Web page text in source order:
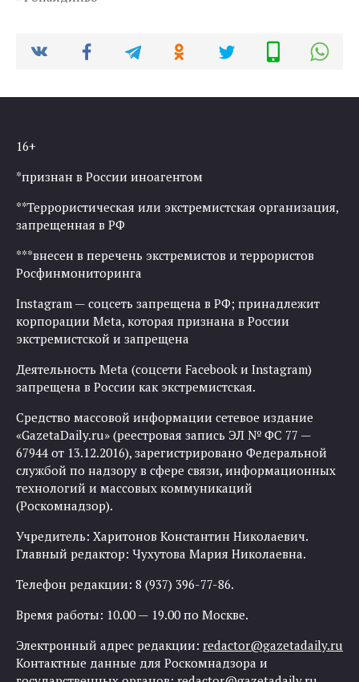
16+
*признан в России иноагентом
**Террористическая или экстремистская организация,
запрещенная в РФ
***внесен в перечень экстремистов и террористов
Росфинмониторинга
Instagram — соцсеть запрещена в РФ; принадлежит
корпорации Meta, которая признана в России
экстремистской и запрещена
Деятельность Meta (соцсети Facebook и Instagram)
запрещена в России как экстремистская.
Средство массовой информации сетевое издание
«GazetaDaily.ru» (реестровая запись ЭЛ № ФС 77 —
67944 от 13.12.2016), зарегистрировано Федеральной
службой по надзору в сфере связи, информационных
технологий и массовых коммуникаций
(Роскомнадзор).
Учредитель: Харитонов Константин Николаевич.
Главный редактор: Чухутова Мария Николаевна.
Телефон редакции: 8 (937) 396-77-86.
Время работы: 10.00 — 19.00 по Москве.
Электронный адрес редакции: redactor@gazetadaily.ru
Контактные данные для Роскомнадзора и